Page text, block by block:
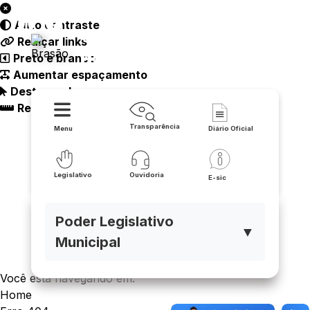
Câmara Municipal - Tanque
Novo
Menu Transparência Diário Oficial
Legislativo Ouvidoria E-sic
Poder Legislativo
Municipal
▼
Auto contraste
Realçar links
Preto e branco
Aumentar espaçamento
Destacando cursor
Regua guia
Você está navegando em:
Home